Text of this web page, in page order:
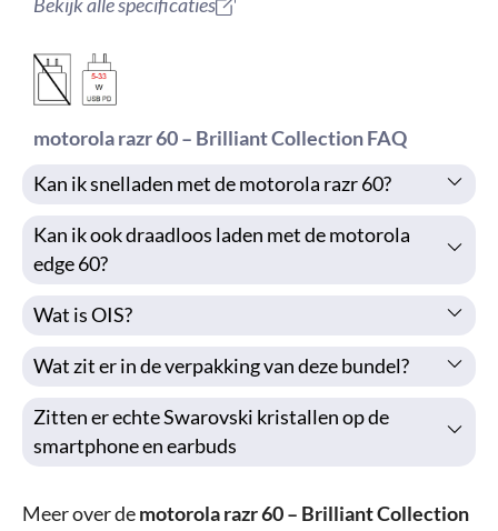
Bekijk alle specificaties
motorola razr 60 – Brilliant Collection FAQ
Kan ik snelladen met de motorola razr 60?
Kan ik ook draadloos laden met de motorola
edge 60?
Wat is OIS?
Wat zit er in de verpakking van deze bundel?
Zitten er echte Swarovski kristallen op de
smartphone en earbuds
Meer over demotorola razr 60 – Brilliant Collection